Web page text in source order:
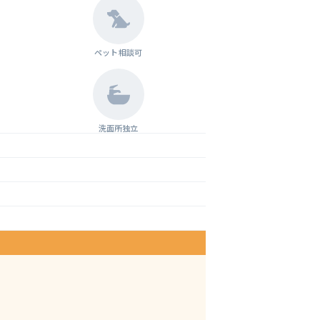
ペット相談可
洗面所独立